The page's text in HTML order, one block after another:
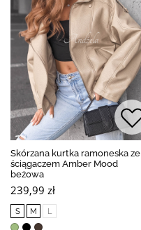
Skórzana kurtka ramoneska ze
ściągaczem Amber Mood
beżowa
239,99 zł
S M L